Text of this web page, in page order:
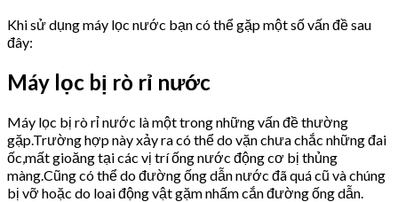
Khi sử dụng máy lọc nước bạn có thể gặp một số vấn đề sau
đây:
Máy lọc bị rò rỉ nước
Máy lọc bị rò rỉ nước là một trong những vấn đề thường
gặp.Trường hợp này xảy ra có thể do vặn chưa chắc những đai
ốc,mất gioăng tại các vị trí ống nước động cơ bị thủng
màng.Cũng có thể do đường ống dẫn nước đã quá cũ và chúng
bị vỡ hoặc do loai động vật gặm nhấm cắn đường ống dẫn.